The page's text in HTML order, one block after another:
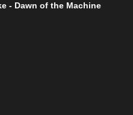
- Dawn of the Machine